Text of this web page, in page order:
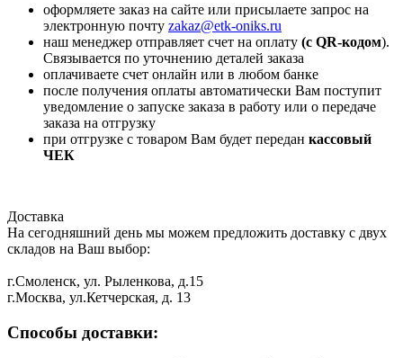
оформляете заказ на сайте или присылаете запрос на
электронную почту zakaz@etk-oniks.ru
наш менеджер отправляет счет на оплату (с QR-кодом).
Связывается по уточнению деталей заказа
оплачиваете счет онлайн или в любом банке
после получения оплаты автоматически Вам поступит
уведомление о запуске заказа в работу или о передаче
заказа на отгрузку
при отгрузке с товаром Вам будет передан кассовый
ЧЕК
Доставка
На сегодняшний день мы можем предложить доставку с двух
складов на Ваш выбор:
г.Смоленск, ул. Рыленкова, д.15
г.Москва, ул.Кетчерская, д. 13
Способы доставки: